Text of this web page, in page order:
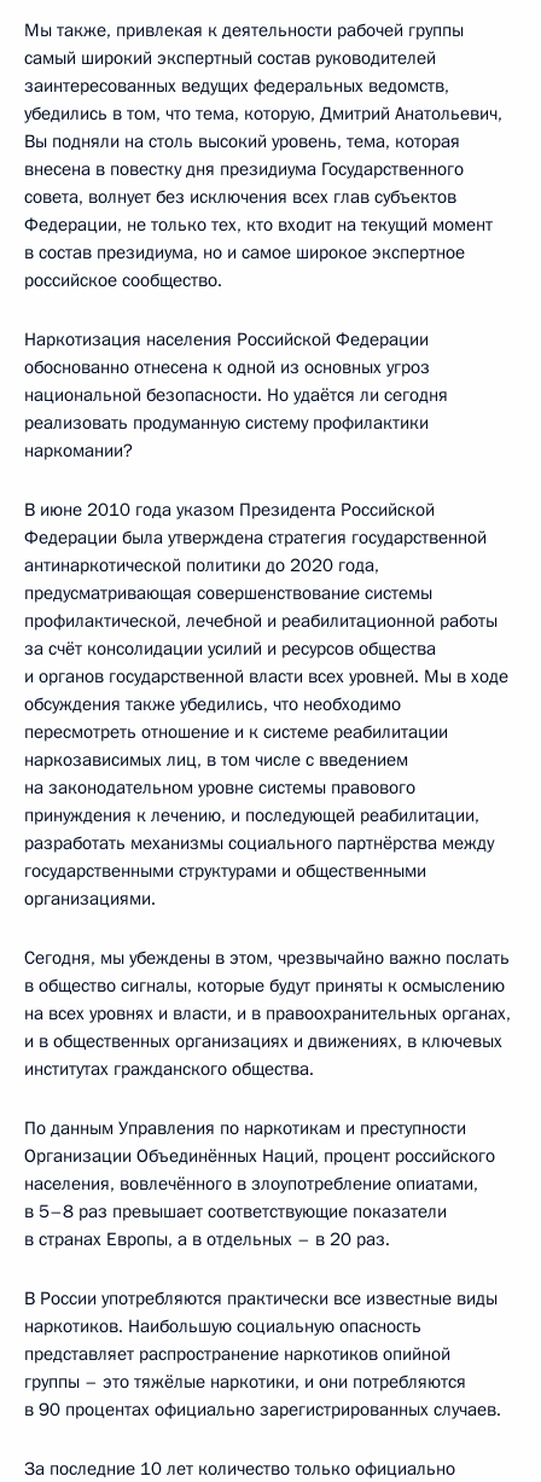
Мы также, привлекая к деятельности рабочей группы
самый широкий экспертный состав руководителей
заинтересованных ведущих федеральных ведомств,
убедились в том, что тема, которую, Дмитрий Анатольевич,
Вы подняли на столь высокий уровень, тема, которая
внесена в повестку дня президиума Государственного
совета, волнует без исключения всех глав субъектов
Федерации, не только тех, кто входит на текущий момент
в состав президиума, но и самое широкое экспертное
российское сообщество.
Наркотизация населения Российской Федерации
обоснованно отнесена к одной из основных угроз
национальной безопасности. Но удаётся ли сегодня
реализовать продуманную систему профилактики
наркомании?
В июне 2010 года указом Президента Российской
Федерации была утверждена стратегия государственной
антинаркотической политики до 2020 года,
предусматривающая совершенствование системы
профилактической, лечебной и реабилитационной работы
за счёт консолидации усилий и ресурсов общества
и органов государственной власти всех уровней. Мы в ходе
обсуждения также убедились, что необходимо
пересмотреть отношение и к системе реабилитации
наркозависимых лиц, в том числе с введением
на законодательном уровне системы правового
принуждения к лечению, и последующей реабилитации,
разработать механизмы социального партнёрства между
государственными структурами и общественными
организациями.
Сегодня, мы убеждены в этом, чрезвычайно важно послать
в общество сигналы, которые будут приняты к осмыслению
на всех уровнях и власти, и в правоохранительных органах,
и в общественных организациях и движениях, в ключевых
институтах гражданского общества.
По данным Управления по наркотикам и преступности
Организации Объединённых Наций, процент российского
населения, вовлечённого в злоупотребление опиатами,
в 5–8 раз превышает соответствующие показатели
в странах Европы, а в отдельных – в 20 раз.
В России употребляются практически все известные виды
наркотиков. Наибольшую социальную опасность
представляет распространение наркотиков опийной
группы – это тяжёлые наркотики, и они потребляются
в 90 процентах официально зарегистрированных случаев.
За последние 10 лет количество только официально